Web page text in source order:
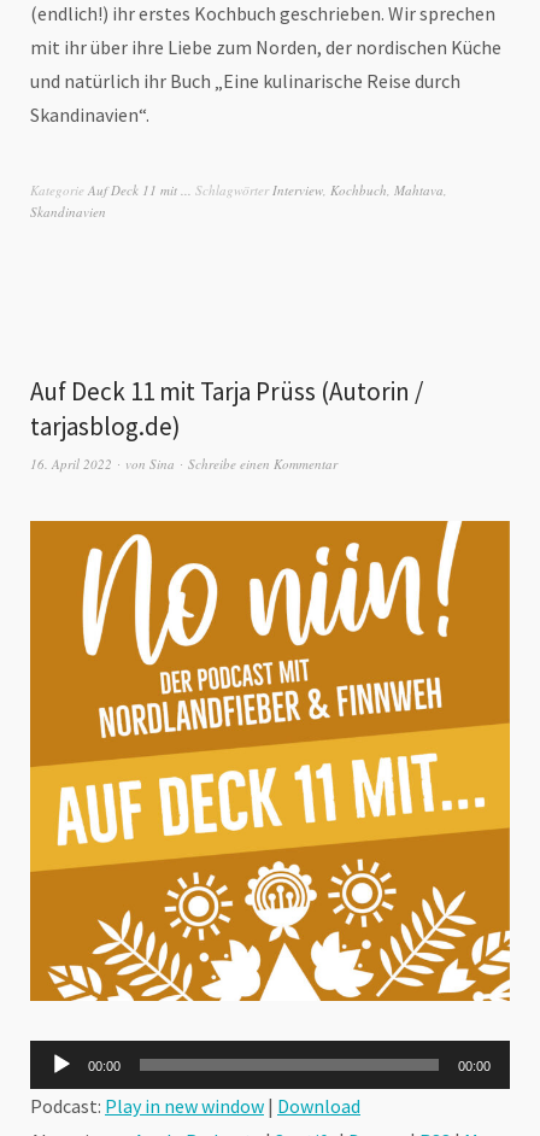
(endlich!) ihr erstes Kochbuch geschrieben. Wir sprechen
mit ihr über ihre Liebe zum Norden, der nordischen Küche
und natürlich ihr Buch „Eine kulinarische Reise durch
Skandinavien“.
Kategorie Auf Deck 11 mit ... SchlagwörterInterview, Kochbuch, Mahtava,
Skandinavien
Auf Deck 11 mit Tarja Prüss (Autorin /
tarjasblog.de)
16. April 2022 von Sina Schreibe einen Kommentar
Audio-
Player
00:00 00:00
Podcast: Play in new window | Download